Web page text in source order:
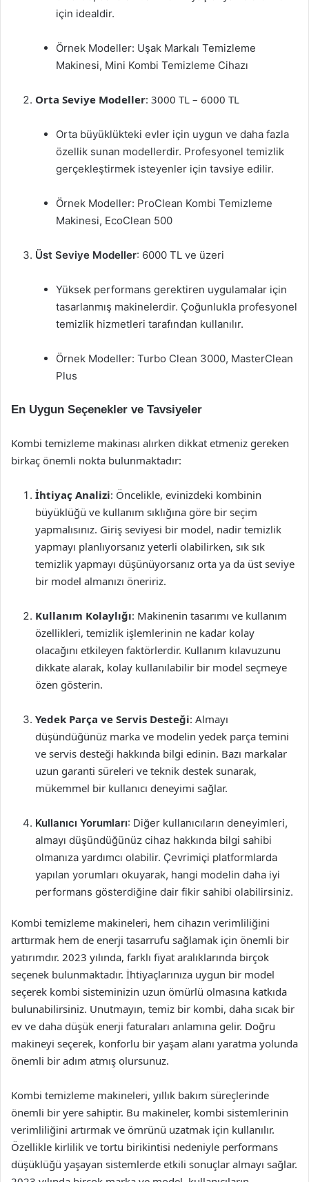
için idealdir.
Örnek Modeller: Uşak Markalı Temizleme
Makinesi, Mini Kombi Temizleme Cihazı
Orta Seviye Modeller: 3000 TL – 6000 TL
Orta büyüklükteki evler için uygun ve daha fazla
özellik sunan modellerdir. Profesyonel temizlik
gerçekleştirmek isteyenler için tavsiye edilir.
Örnek Modeller: ProClean Kombi Temizleme
Makinesi, EcoClean 500
Üst Seviye Modeller: 6000 TL ve üzeri
Yüksek performans gerektiren uygulamalar için
tasarlanmış makinelerdir. Çoğunlukla profesyonel
temizlik hizmetleri tarafından kullanılır.
Örnek Modeller: Turbo Clean 3000, MasterClean
Plus
En Uygun Seçenekler ve Tavsiyeler
Kombi temizleme makinası alırken dikkat etmeniz gereken
birkaç önemli nokta bulunmaktadır:
İhtiyaç Analizi: Öncelikle, evinizdeki kombinin
büyüklüğü ve kullanım sıklığına göre bir seçim
yapmalısınız. Giriş seviyesi bir model, nadir temizlik
yapmayı planlıyorsanız yeterli olabilirken, sık sık
temizlik yapmayı düşünüyorsanız orta ya da üst seviye
bir model almanızı öneririz.
Kullanım Kolaylığı: Makinenin tasarımı ve kullanım
özellikleri, temizlik işlemlerinin ne kadar kolay
olacağını etkileyen faktörlerdir. Kullanım kılavuzunu
dikkate alarak, kolay kullanılabilir bir model seçmeye
özen gösterin.
Yedek Parça ve Servis Desteği: Almayı
düşündüğünüz marka ve modelin yedek parça temini
ve servis desteği hakkında bilgi edinin. Bazı markalar
uzun garanti süreleri ve teknik destek sunarak,
mükemmel bir kullanıcı deneyimi sağlar.
Kullanıcı Yorumları: Diğer kullanıcıların deneyimleri,
almayı düşündüğünüz cihaz hakkında bilgi sahibi
olmanıza yardımcı olabilir. Çevrimiçi platformlarda
yapılan yorumları okuyarak, hangi modelin daha iyi
performans gösterdiğine dair fikir sahibi olabilirsiniz.
Kombi temizleme makineleri, hem cihazın verimliliğini
arttırmak hem de enerji tasarrufu sağlamak için önemli bir
yatırımdır. 2023 yılında, farklı fiyat aralıklarında birçok
seçenek bulunmaktadır. İhtiyaçlarınıza uygun bir model
seçerek kombi sisteminizin uzun ömürlü olmasına katkıda
bulunabilirsiniz. Unutmayın, temiz bir kombi, daha sıcak bir
ev ve daha düşük enerji faturaları anlamına gelir. Doğru
makineyi seçerek, konforlu bir yaşam alanı yaratma yolunda
önemli bir adım atmış olursunuz.
Kombi temizleme makineleri, yıllık bakım süreçlerinde
önemli bir yere sahiptir. Bu makineler, kombi sistemlerinin
verimliliğini artırmak ve ömrünü uzatmak için kullanılır.
Özellikle kirlilik ve tortu birikintisi nedeniyle performans
düşüklüğü yaşayan sistemlerde etkili sonuçlar almayı sağlar.